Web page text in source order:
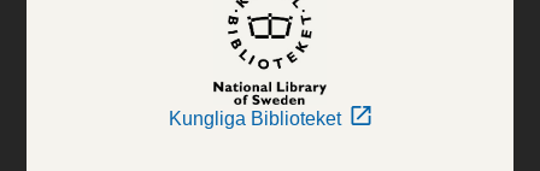
Kungliga Biblioteket